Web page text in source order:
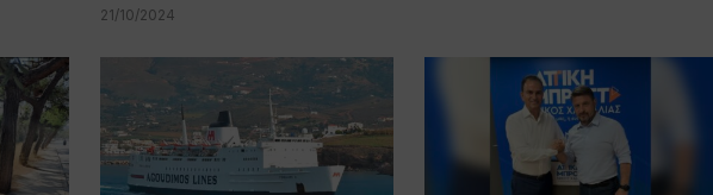
21/10/2024